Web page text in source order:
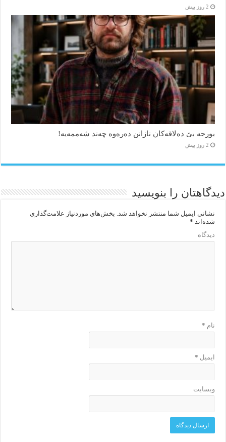
2 روز پیش
بورجە بێ دەلاقەکان نازانن دەرەوە چەند شەممەیە!
2 روز پیش
دیدگاهتان را بنویسید
نشانی ایمیل شما منتشر نخواهد شد. بخش‌های موردنیاز علامت‌گذاری
شده‌اند *
دیدگاه
نام *
ایمیل *
وبسایت